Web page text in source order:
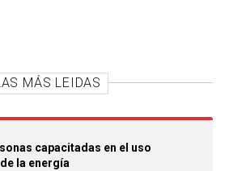
MÁS LEIDAS
capacitadas en el uso
la energía